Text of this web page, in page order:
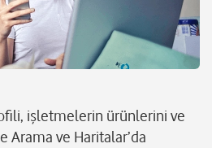
işletmelerin ürünlerini ve
Arama ve Haritalar’da